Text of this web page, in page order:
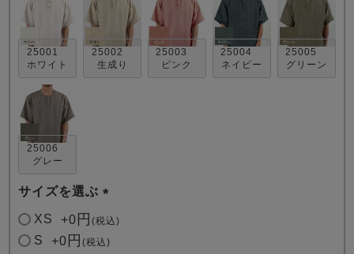
売れ筋ランキング
- Item Ranking -
25001
ホワイト
25002
生成り
25003
ピンク
25004
ネイビー
25005
グリーン
25006
グレー
サイズを選ぶ
(
XS +0 税込
S +0 税込